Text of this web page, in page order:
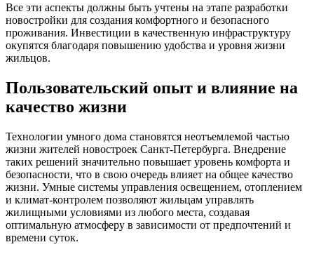
Все эти аспекты должны быть учтены на этапе разработки
новостройки для создания комфортного и безопасного
проживания. Инвестиции в качественную инфраструктуру
окупятся благодаря повышению удобства и уровня жизни
жильцов.
Пользовательский опыт и влияние на
качество жизни
Технологии умного дома становятся неотъемлемой частью
жизни жителей новостроек Санкт-Петербурга. Внедрение
таких решений значительно повышает уровень комфорта и
безопасности, что в свою очередь влияет на общее качество
жизни. Умные системы управления освещением, отоплением
и климат-контролем позволяют жильцам управлять
жилищными условиями из любого места, создавая
оптимальную атмосферу в зависимости от предпочтений и
времени суток.